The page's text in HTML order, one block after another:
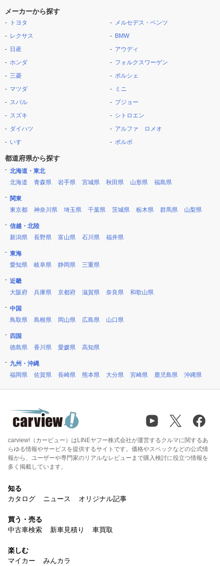
メーカーから探す
トヨタ
レクサス
日産
ホンダ
三菱
マツダ
スバル
スズキ
ダイハツ
いすゞ
メルセデス・ベンツ
BMW
アウディ
フォルクスワーゲン
ポルシェ
ミニ
プジョー
シトロエン
アルファ ロメオ
ボルボ
都道府県から探す
北海道・東北
北海道
青森県 岩手県 宮城県 秋田県 山形県 福島県
関東
東京都
神奈川県 埼玉県 千葉県 茨城県 栃木県 群馬県 山梨県
信越・北陸
新潟県
長野県 富山県 石川県 福井県
東海
愛知県
岐阜県 静岡県 三重県
近畿
大阪府
兵庫県 京都府 滋賀県 奈良県 和歌山県
中国
鳥取県
島根県 岡山県 広島県 山口県
四国
徳島県
香川県 愛媛県 高知県
九州・沖縄
福岡県
佐賀県 長崎県 熊本県 大分県 宮崎県 鹿児島県 沖縄県
carview!（カービュー）はLINEヤフー株式会社が運営するクルマに関するあ
らゆる情報やサービスを提供するサイトです。価格やスペックなどの公式情
報から、ユーザーや専門家のリアルなレビューまで購入検討に役立つ情報を
多く掲載しています。
知る
カタログ
ニュース オリジナル記事
買う・売る
中古車検索
新車見積り 車買取
楽しむ
マイカー
みんカラ